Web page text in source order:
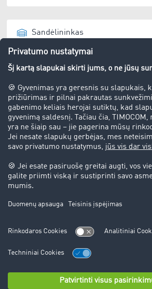
Sandėlininkas
Atliekų išvežimas
Kontaktai
+48 71 737 26 20
sales.lt@timocom.com
bendrąsias sąlygas